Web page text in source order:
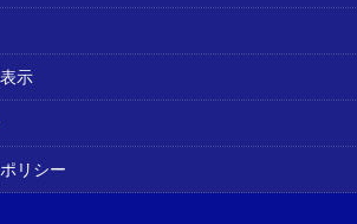
示
リシー